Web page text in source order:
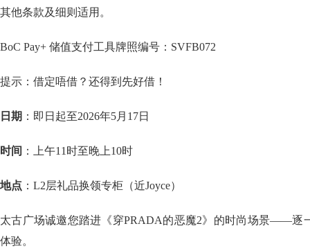
其他条款及细则适用。
BoC Pay+ 储值支付工具牌照编号：SVFB072
提示：借定唔借？还得到先好借！
日期 ：即日起至2026年5月17日
时间 ：上午11时至晚上10时
地点 ：L2层礼品换领专柜（近Joyce）
太古广场诚邀您踏进《穿PRADA的恶魔2》的时尚场景——逐
体验。